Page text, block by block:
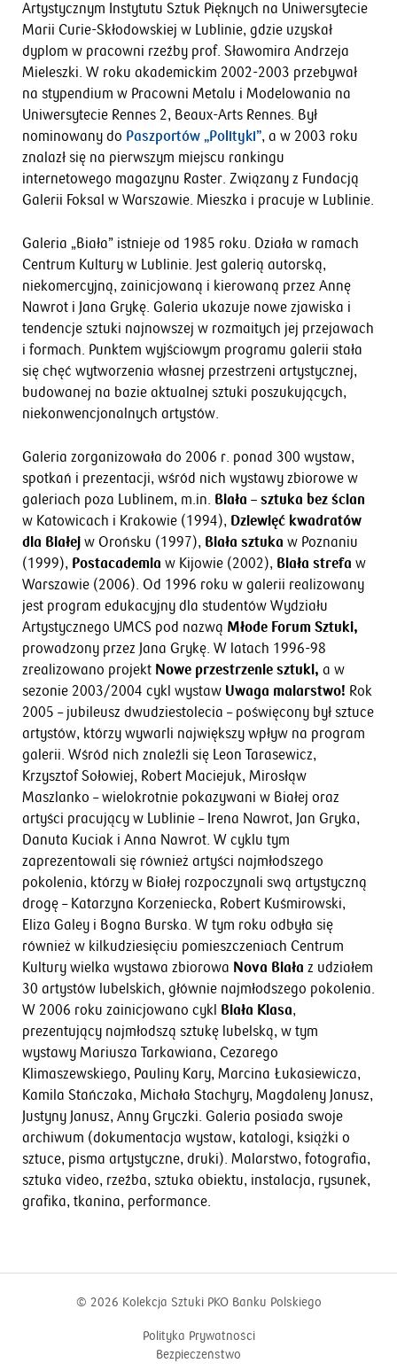
Artystycznym Instytutu Sztuk Pięknych na Uniwersytecie
Marii Curie-Skłodowskiej w Lublinie, gdzie uzyskał
dyplom w pracowni rzeźby prof. Sławomira Andrzeja
Mieleszki. W roku akademickim 2002-2003 przebywał
na stypendium w Pracowni Metalu i Modelowania na
Uniwersytecie Rennes 2, Beaux-Arts Rennes. Był
nominowany do Paszportów „Polityki”, a w 2003 roku
znalazł się na pierwszym miejscu rankingu
internetowego magazynu Raster. Związany z Fundacją
Galerii Foksal w Warszawie. Mieszka i pracuje w Lublinie.
Galeria „Biała” istnieje od 1985 roku. Działa w ramach
Centrum Kultury w Lublinie. Jest galerią autorską,
niekomercyjną, zainicjowaną i kierowaną przez Annę
Nawrot i Jana Grykę. Galeria ukazuje nowe zjawiska i
tendencje sztuki najnowszej w rozmaitych jej przejawach
i formach. Punktem wyjściowym programu galerii stała
się chęć wytworzenia własnej przestrzeni artystycznej,
budowanej na bazie aktualnej sztuki poszukujących,
niekonwencjonalnych artystów.
Galeria zorganizowała do 2006 r. ponad 300 wystaw,
spotkań i prezentacji, wśród nich wystawy zbiorowe w
galeriach poza Lublinem, m.in. Biała – sztuka bez ścian
w Katowicach i Krakowie (1994), Dziewięć kwadratów
dla Białejw Orońsku (1997), Biała sztuka w Poznaniu
(1999), Postacademia w Kijowie (2002), Biała strefa w
Warszawie (2006). Od 1996 roku w galerii realizowany
jest program edukacyjny dla studentów Wydziału
Artystycznego UMCS pod nazwą Młode Forum Sztuki,
prowadzony przez Jana Grykę. W latach 1996-98
zrealizowano projekt Nowe przestrzenie sztuki, a w
sezonie 2003/2004 cykl wystaw Uwaga malarstwo! Rok
2005 – jubileusz dwudziestolecia – poświęcony był sztuce
artystów, którzy wywarli największy wpływ na program
galerii. Wśród nich znaleźli się Leon Tarasewicz,
Krzysztof Sołowiej, Robert Maciejuk, Mirosłąw
Maszlanko – wielokrotnie pokazywani w Białej oraz
artyści pracujący w Lublinie – Irena Nawrot, Jan Gryka,
Danuta Kuciak i Anna Nawrot. W cyklu tym
zaprezentowali się również artyści najmłodszego
pokolenia, którzy w Białej rozpoczynali swą artystyczną
drogę – Katarzyna Korzeniecka, Robert Kuśmirowski,
Eliza Galey i Bogna Burska. W tym roku odbyła się
również w kilkudziesięciu pomieszczeniach Centrum
Kultury wielka wystawa zbiorowa Nova Biała z udziałem
30 artystów lubelskich, głównie najmłodszego pokolenia.
W 2006 roku zainicjowano cykl Biała Klasa,
prezentujący najmłodszą sztukę lubelską, w tym
wystawy Mariusza Tarkawiana, Cezarego
Klimaszewskiego, Pauliny Kary, Marcina Łukasiewicza,
Kamila Stańczaka, Michała Stachyry, Magdaleny Janusz,
Justyny Janusz, Anny Gryczki. Galeria posiada swoje
archiwum (dokumentacja wystaw, katalogi, książki o
sztuce, pisma artystyczne, druki). Malarstwo, fotografia,
sztuka video, rzeźba, sztuka obiektu, instalacja, rysunek,
grafika, tkanina, performance.
© 2026 Kolekcja Sztuki PKO Banku Polskiego
Polityka Prywatności
Bezpieczeństwo